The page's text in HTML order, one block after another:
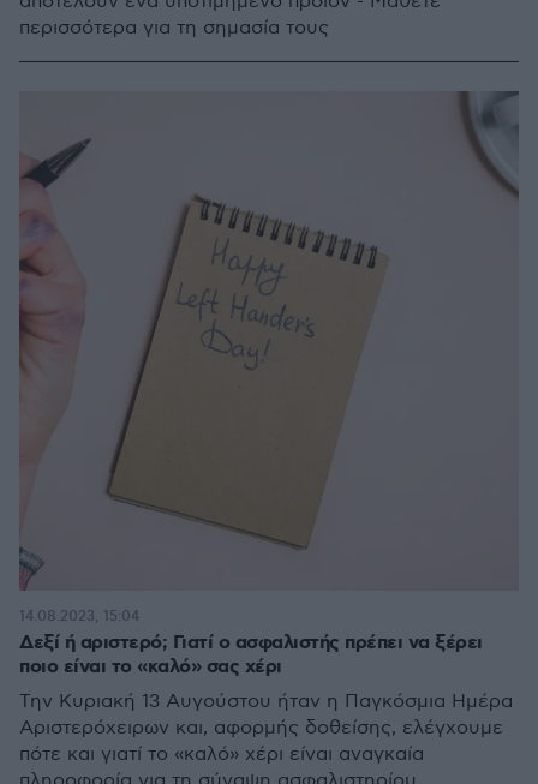
περισσότερα για τη σημασία τους
Δεξί ή αριστερό; Γιατί ο ασφαλιστής πρέπει να ξέρει
ποιο είναι το «καλό» σας χέρι
Την Κυριακή 13 Αυγούστου ήταν η Παγκόσμια Ημέρα
Αριστερόχειρων και, αφορμής δοθείσης, ελέγχουμε
πότε και γιατί το «καλό» χέρι είναι αναγκαία
14.08.2023, 15:04